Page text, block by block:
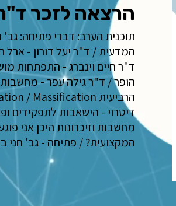
הרצאה לזכר
תוכנית הערב: דברי פתיחה: גב'
המדעית / ד"ר יעל דורון - ארל
ד"ר חיים וינברג - התפתחות
הופר / ד"ר גילה עפר -
דיטרוי - הישאבות לתפקידים
מחשבות וזיכרונות היכן אני
המקצועית? / פתיחה - גב' חני